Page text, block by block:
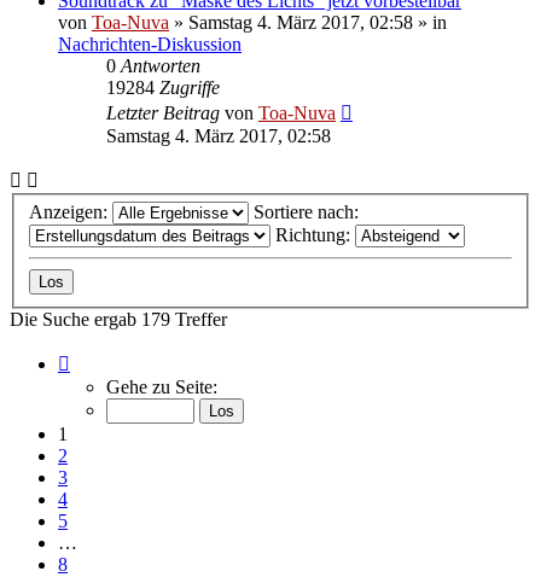
von Toa-Nuva » Samstag 4. März 2017, 02:58 » in
Nachrichten-Diskussion
0 Antworten
19284 Zugriffe
Letzter Beitrag von Toa-Nuva
Samstag 4. März 2017, 02:58
Anzeigen:
Sortiere nach:
Richtung:
Die Suche ergab 179 Treffer
von
Gehe zu Seite:
1
2
3
4
5
…
8